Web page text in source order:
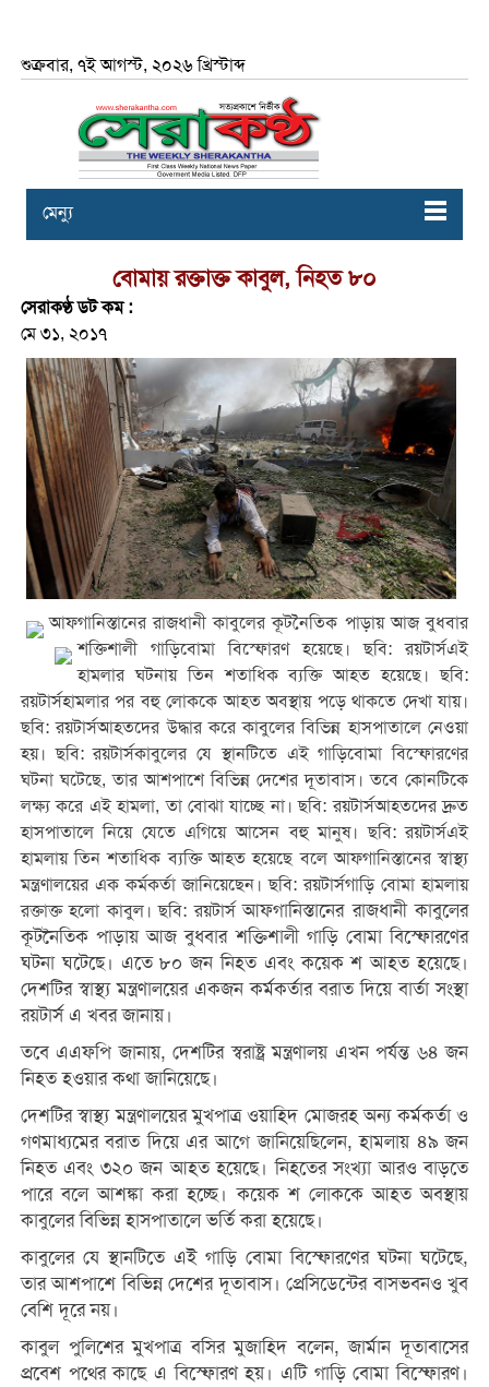
শুক্রবার, ৭ই আগস্ট, ২০২৬ খ্রিস্টাব্দ
মেন্যু
বোমায় রক্তাক্ত কাবুল, নিহত ৮০
সেরাকণ্ঠ ডট কম :
মে ৩১, ২০১৭
আফগানিস্তানের রাজধানী কাবুলের কূটনৈতিক পাড়ায় আজ বুধবার
শক্তিশালী গাড়িবোমা বিস্ফোরণ হয়েছে। ছবি: রয়টার্সএই
হামলার ঘটনায় তিন শতাধিক ব্যক্তি আহত হয়েছে। ছবি:
রয়টার্সহামলার পর বহু লোককে আহত অবস্থায় পড়ে থাকতে দেখা যায়।
ছবি: রয়টার্সআহতদের উদ্ধার করে কাবুলের বিভিন্ন হাসপাতালে নেওয়া
হয়। ছবি: রয়টার্সকাবুলের যে স্থানটিতে এই গাড়িবোমা বিস্ফোরণের
ঘটনা ঘটেছে, তার আশপাশে বিভিন্ন দেশের দূতাবাস। তবে কোনটিকে
লক্ষ্য করে এই হামলা, তা বোঝা যাচ্ছে না। ছবি: রয়টার্সআহতদের দ্রুত
হাসপাতালে নিয়ে যেতে এগিয়ে আসেন বহু মানুষ। ছবি: রয়টার্সএই
হামলায় তিন শতাধিক ব্যক্তি আহত হয়েছে বলে আফগানিস্তানের স্বাস্থ্য
মন্ত্রণালয়ের এক কর্মকর্তা জানিয়েছেন। ছবি: রয়টার্সগাড়ি বোমা হামলায়
রক্তাক্ত হলো কাবুল। ছবি: রয়টার্স আফগানিস্তানের রাজধানী কাবুলের
কূটনৈতিক পাড়ায় আজ বুধবার শক্তিশালী গাড়ি বোমা বিস্ফোরণের
ঘটনা ঘটেছে। এতে ৮০ জন নিহত এবং কয়েক শ আহত হয়েছে।
দেশটির স্বাস্থ্য মন্ত্রণালয়ের একজন কর্মকর্তার বরাত দিয়ে বার্তা সংস্থা
রয়টার্স এ খবর জানায়।
তবে এএফপি জানায়, দেশটির স্বরাষ্ট্র মন্ত্রণালয় এখন পর্যন্ত ৬৪ জন
নিহত হওয়ার কথা জানিয়েছে।
দেশটির স্বাস্থ্য মন্ত্রণালয়ের মুখপাত্র ওয়াহিদ মোজরহ অন্য কর্মকর্তা ও
গণমাধ্যমের বরাত দিয়ে এর আগে জানিয়েছিলেন, হামলায় ৪৯ জন
নিহত এবং ৩২০ জন আহত হয়েছে। নিহতের সংখ্যা আরও বাড়তে
পারে বলে আশঙ্কা করা হচ্ছে। কয়েক শ লোককে আহত অবস্থায়
কাবুলের বিভিন্ন হাসপাতালে ভর্তি করা হয়েছে।
কাবুলের যে স্থানটিতে এই গাড়ি বোমা বিস্ফোরণের ঘটনা ঘটেছে,
তার আশপাশে বিভিন্ন দেশের দূতাবাস। প্রেসিডেন্টের বাসভবনও খুব
বেশি দূরে নয়।
কাবুল পুলিশের মুখপাত্র বসির মুজাহিদ বলেন, জার্মান দূতাবাসের
প্রবেশ পথের কাছে এ বিস্ফোরণ হয়। এটি গাড়ি বোমা বিস্ফোরণ।